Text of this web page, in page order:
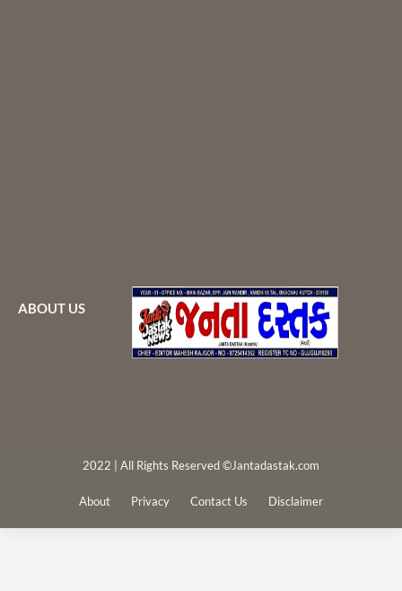
ABOUT US
2022 | All Rights Reserved ©Jantadastak.com
About Privacy Contact Us Disclaimer